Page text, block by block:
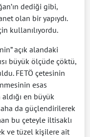
dediği gibi,
olan bir yapıydı.
kullanılıyordu.
açık alandaki
büyük ölçüde çöktü,
FETÖ çetesinin
esas
en büyük
da güçlendirilerek
bu çeteyle iltisaklı
ve tüzel kişilere ait